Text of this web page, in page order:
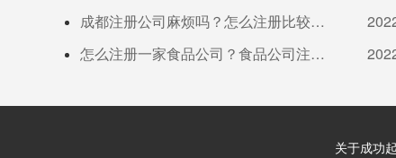
啥？
成都注册公司麻烦吗？怎么注册比较
快？
怎么注册一家食品公司？食品公司注册
关于成功